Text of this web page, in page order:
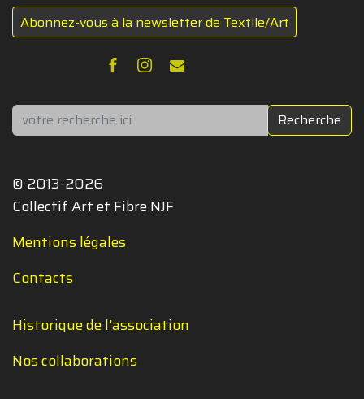
Abonnez-vous à la newsletter de Textile/Art
Rechercher Recherche
© 2013-2026
Collectif Art et Fibre NJF
Mentions légales
Contacts
Historique de l'association
Nos collaborations